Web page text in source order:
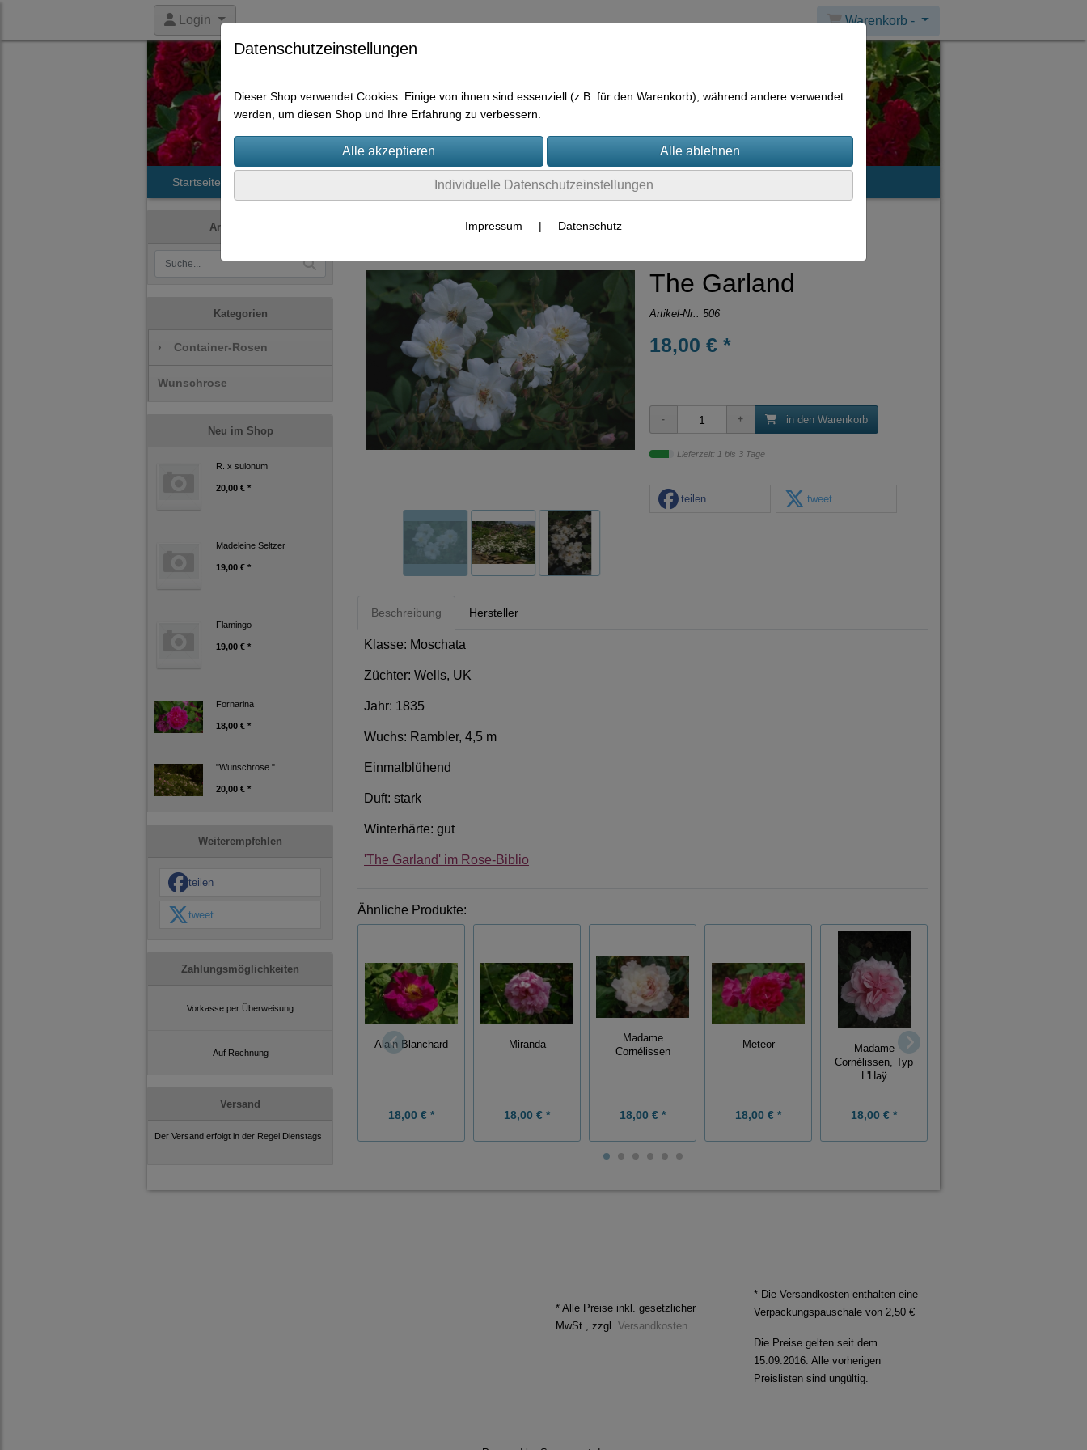
Login Warenkorb -
Startseite Praktisches Hilfreiches Rechtliches Kontakt
Artikelsuche
Kategorien
› Container-Rosen
Wunschrose
Neu im Shop
R. x suionum
20,00 € *
Madeleine Seltzer
19,00 € *
Flamingo
19,00 € *
Fornarina
18,00 € *
"Wunschrose "
20,00 € *
Weiterempfehlen
teilen
tweet
Zahlungsmöglichkeiten
Vorkasse per Überweisung
Auf Rechnung
Versand
Der Versand erfolgt in der Regel Dienstags
The Garland
Artikel-Nr.: 506
18,00 € *
in den Warenkorb
Lieferzeit: 1 bis 3 Tage
teilen tweet
Beschreibung Hersteller
Klasse: Moschata
Züchter: Wells, UK
Jahr: 1835
Wuchs: Rambler, 4,5 m
Einmalblühend
Duft: stark
Winterhärte: gut
'The Garland' im Rose-Biblio
Ähnliche Produkte:
Alain Blanchard
18,00 € *
Miranda
18,00 € *
Madame
Cornélissen
18,00 € *
Meteor
18,00 € *
Madame
Cornélissen, Typ
L'Haÿ
18,00 € *
* Alle Preise inkl. gesetzlicher
MwSt., zzgl. Versandkosten
* Die Versandkosten enthalten eine
Verpackungspauschale von 2,50 €
Die Preise gelten seit dem
15.09.2016. Alle vorherigen
Preislisten sind ungültig.
Datenschutzeinstellungen
Dieser Shop verwendet Cookies. Einige von ihnen sind essenziell (z.B. für den Warenkorb), während andere verwendet
werden, um diesen Shop und Ihre Erfahrung zu verbessern.
Individuelle Datenschutzeinstellungen
Impressum | Datenschutz